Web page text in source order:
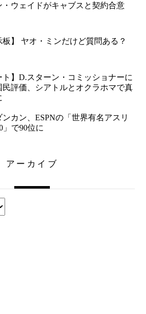
・ウェイドがキャブスと契約合意
板】 ヤオ・ミンだけど質問ある？
ト】D.スターン・コミッショナーに
民評価、シアトルとオクラホマで真
カン、ESPNの「世界有名アスリ
」で90位に
アーカイブ